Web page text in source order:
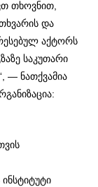
თხოვნით,
და
აქტორს
საკუთარი
— ნათქვამია